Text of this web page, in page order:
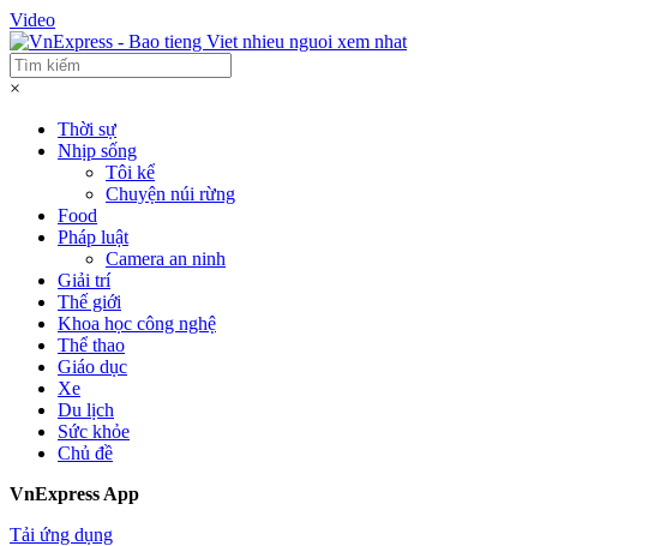
Video
×
Thời sự
Nhịp sống
Tôi kể
Chuyện núi rừng
Food
Pháp luật
Camera an ninh
Giải trí
Thế giới
Khoa học công nghệ
Thể thao
Giáo dục
Xe
Du lịch
Sức khỏe
Chủ đề
VnExpress App
Tải ứng dụng